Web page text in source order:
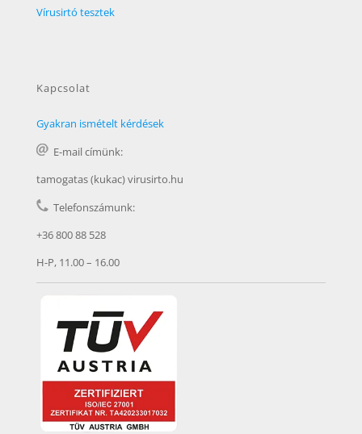
Vírusirtó tesztek
Kapcsolat
Gyakran ismételt kérdések
E-mail címünk:
tamogatas (kukac) virusirto.hu
Telefonszámunk:
+36 800 88 528
H-P, 11.00 – 16.00